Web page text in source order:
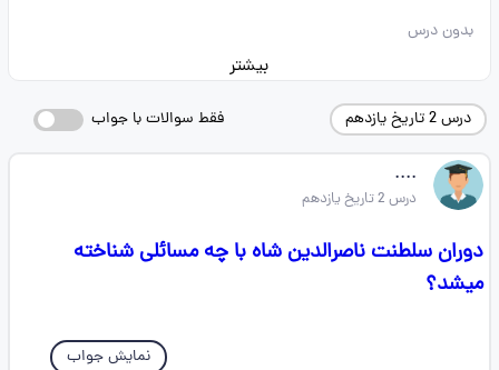
بدون درس
بیشتر
درس 2 تاریخ یازدهم فقط سوالات با جواب
....
درس 2 تاریخ یازدهم
دوران سلطنت ناصرالدین شاه با چه مسائلی شناخته
میشد؟
نمایش جواب